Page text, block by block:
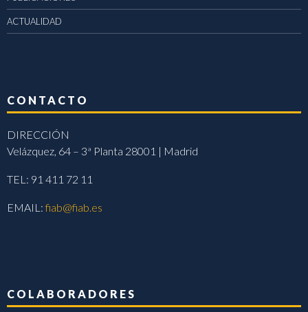
ACTUALIDAD
CONTACTO
DIRECCIÓN
Velázquez, 64 – 3ª Planta 28001 | Madrid
TEL: 91 411 72 11
EMAIL:fiab@fiab.es
COLABORADORES